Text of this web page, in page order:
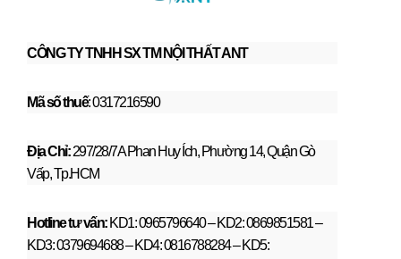
CÔNG TY TNHH SX TM NỘI THẤT ANT
Mã số thuế: 0317216590
Địa Chỉ:297/28/7A Phan Huy Ích, Phường 14, Quận Gò
Vấp, Tp.HCM
Hotline tư vấn:KD1: 0965796640 – KD2: 0869851581 –
KD3: 0379694688 – KD4: 0816788284 – KD5: